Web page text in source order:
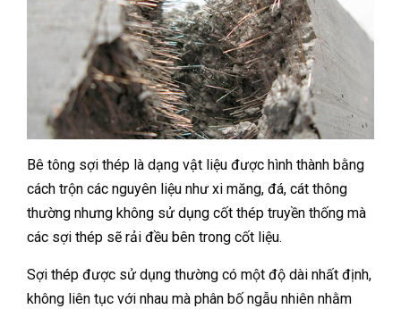
Bê tông sợi thép là dạng vật liệu được hình thành bằng
cách trộn các nguyên liệu như xi măng, đá, cát thông
thường nhưng không sử dụng cốt thép truyền thống mà
các sợi thép sẽ rải đều bên trong cốt liệu.
Sợi thép được sử dụng thường có một độ dài nhất định,
không liên tục với nhau mà phân bố ngẫu nhiên nhằm